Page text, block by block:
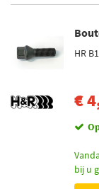
HR
€
bij u